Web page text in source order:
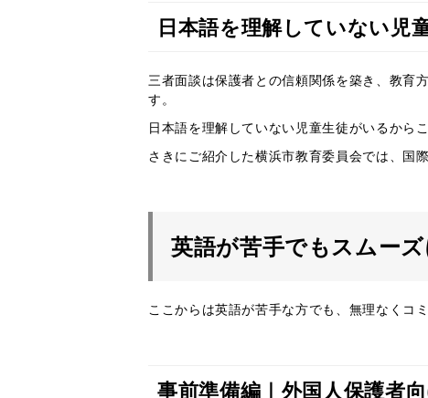
日本語を理解していない児
三者面談は保護者との信頼関係を築き、教育
す。
日本語を理解していない児童生徒がいるから
さきにご紹介した横浜市教育委員会では、国
英語が苦手でもスムー
ここからは英語が苦手な方でも、無理なくコ
事前準備編｜外国人保護者